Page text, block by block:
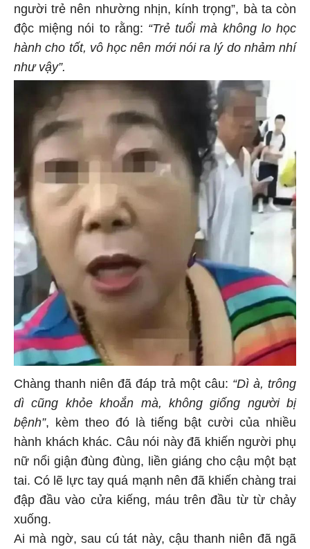
người trẻ nên nhường nhịn, kính trọng”, bà ta còn
độc miệng nói to rằng: “Trẻ tuổi mà không lo học
hành cho tốt, vô học nên mới nói ra lý do nhảm nhí
như vậy”.
Chàng thanh niên đã đáp trả một câu: “Dì à, trông
dì cũng khỏe khoắn mà, không giống người bị
bệnh”, kèm theo đó là tiếng bật cười của nhiều
hành khách khác. Câu nói này đã khiến người phụ
nữ nổi giận đùng đùng, liền giáng cho cậu một bạt
tai. Có lẽ lực tay quá mạnh nên đã khiến chàng trai
đập đầu vào cửa kiếng, máu trên đầu từ từ chảy
xuống.
Ai mà ngờ, sau cú tát này, cậu thanh niên đã ngã